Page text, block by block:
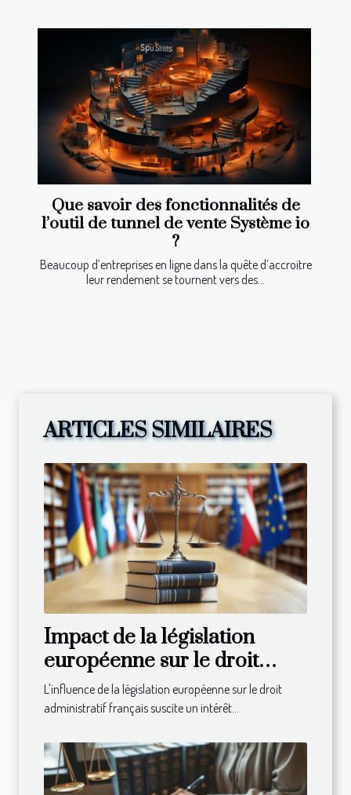
Que savoir des fonctionnalités de
l’outil de tunnel de vente Système io
?
Beaucoup d’entreprises en ligne dans la quête d’accroitre
leur rendement se tournent vers des...
ARTICLES SIMILAIRES
Impact de la législation
européenne sur le droit
administratif français
L'influence de la législation européenne sur le droit
administratif français suscite un intérêt...